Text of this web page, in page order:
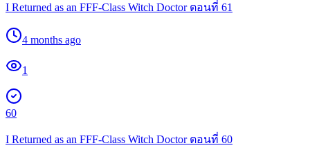
I Returned as an FFF-Class Witch Doctor ตอนที่ 61
4 months ago
1
60
I Returned as an FFF-Class Witch Doctor ตอนที่ 60